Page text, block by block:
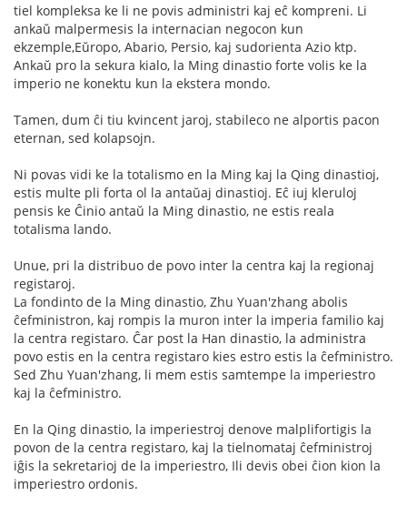
tiel kompleksa ke li ne povis administri kaj eĉ kompreni. Li
ankaŭ malpermesis la internacian negocon kun
ekzemple,Eŭropo, Abario, Persio, kaj sudorienta Azio ktp.
Ankaŭ pro la sekura kialo, la Ming dinastio forte volis ke la
imperio ne konektu kun la ekstera mondo.
Tamen, dum ĉi tiu kvincent jaroj, stabileco ne alportis pacon
eternan, sed kolapsojn.
Ni povas vidi ke la totalismo en la Ming kaj la Qing dinastioj,
estis multe pli forta ol la antaŭaj dinastioj. Eĉ iuj kleruloj
pensis ke Ĉinio antaŭ la Ming dinastio, ne estis reala
totalisma lando.
Unue, pri la distribuo de povo inter la centra kaj la regionaj
registaroj.
La fondinto de la Ming dinastio, Zhu Yuan'zhang abolis
ĉefministron, kaj rompis la muron inter la imperia familio kaj
la centra registaro. Ĉar post la Han dinastio, la administra
povo estis en la centra registaro kies estro estis la ĉefministro.
Sed Zhu Yuan'zhang, li mem estis samtempe la imperiestro
kaj la ĉefministro.
En la Qing dinastio, la imperiestroj denove malplifortigis la
povon de la centra registaro, kaj la tielnomataj ĉefministroj
iĝis la sekretarioj de la imperiestro, Ili devis obei ĉion kion la
imperiestro ordonis.